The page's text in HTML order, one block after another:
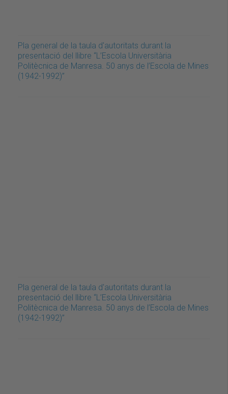
Pla general de la taula d'autoritats durant la
presentació del llibre “L’Escola Universitària
Politècnica de Manresa. 50 anys de l’Escola de Mines
(1942-1992)”
Pla general de la taula d'autoritats durant la
presentació del llibre “L’Escola Universitària
Politècnica de Manresa. 50 anys de l’Escola de Mines
(1942-1992)”